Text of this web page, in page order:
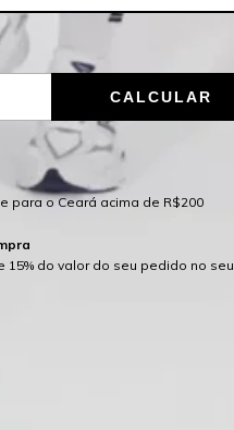
ALTERAR CEP
CALCULAR
para o Ceará acima de R$200
do valor do seu pedido no seu